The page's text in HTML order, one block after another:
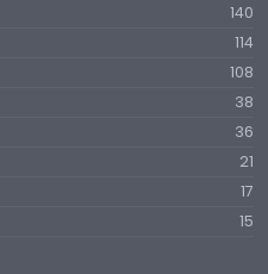
140
114
108
38
36
21
17
15